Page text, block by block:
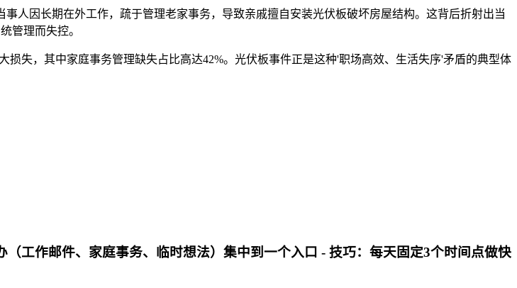
人因长期在外工作，疏于管理老家事务，导致亲戚擅自安装光伏板破坏房屋结构。这背后折射出当
管理而失控。
失，其中家庭事务管理缺失占比高达42%。光伏板事件正是这种'职场高效、生活失序'矛盾的典型体
工作邮件、家庭事务、临时想法）集中到一个入口 - 技巧：每天固定3个时间点做快